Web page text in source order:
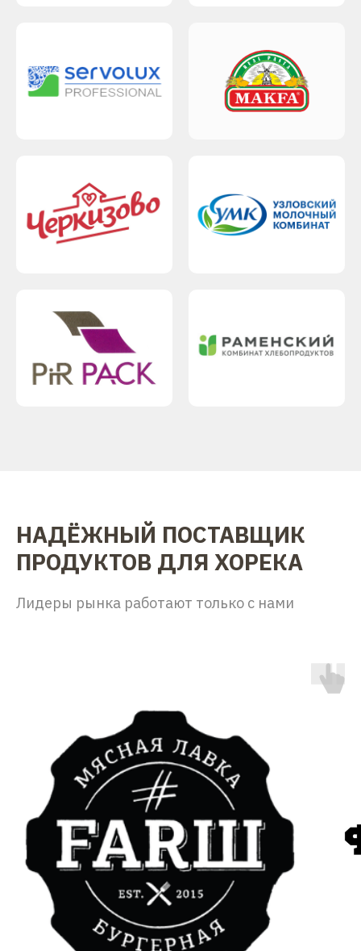
НАДЁЖНЫЙ ПОСТАВЩИК
ПРОДУКТОВ ДЛЯ ХОРЕКА
Лидеры рынка работают только с нами